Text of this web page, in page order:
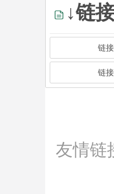
↓链
链
链
友情链